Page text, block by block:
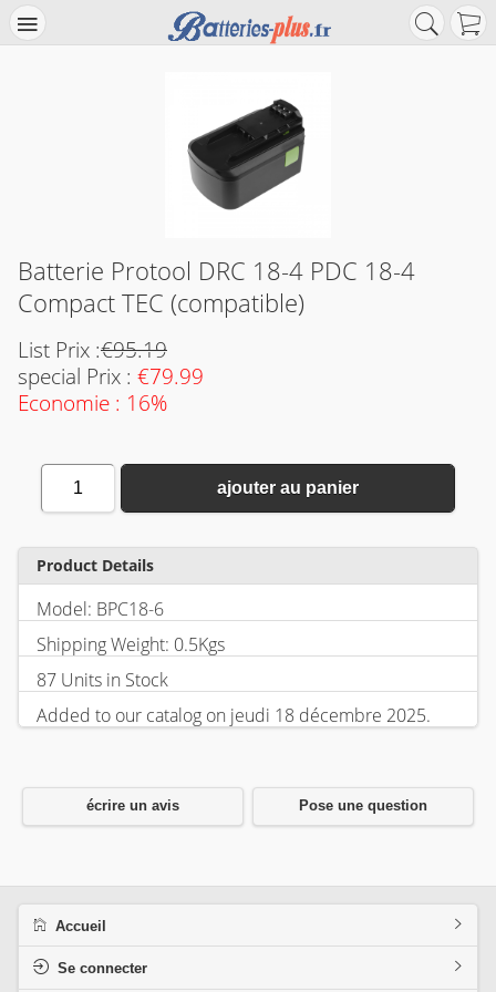
Batterie Protool DRC 18-4 PDC 18-4
Compact TEC (compatible)
List Prix :€95.19
special Prix : €79.99
Economie : 16%
1 ajouter au panier
Product Details
Model: BPC18-6
Shipping Weight: 0.5Kgs
87 Units in Stock
Added to our catalog on jeudi 18 décembre 2025.
écrire un avis Pose une question
Accueil
Se connecter